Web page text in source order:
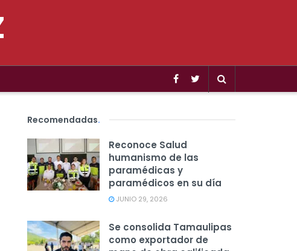
Recomendadas.
Reconoce Salud
humanismo de las
paramédicas y
paramédicos en su día
JUNIO 29, 2026
Se consolida Tamaulipas
como exportador de